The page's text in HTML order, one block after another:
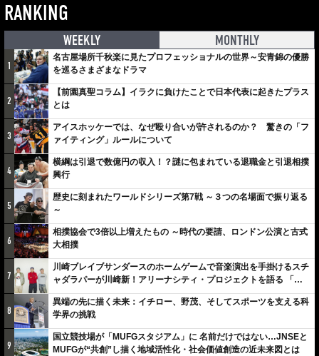
RANKING
WEEKLY MONTHLY
1
名古屋場所千秋楽に見たプロフェッショナルの世界～安青錦の優勝
を巡るさまざまなドラマ
2
【前園真聖コラム】イラクに負けたことで日本代表に起きたプラス
とは
3
アイスホッケーでは、なぜ殴り合いが許されるのか？ 驚きの「フ
ァイティング」ルールについて
4
横綱は引退で数億円の収入！？謎に包まれている退職金と引退相撲
興行
5
歴史に刻まれたワールドシリーズ第7戦 ～３つの名場面で振り返る
～
6
相撲協会で3倍以上増えたもの ～時代の要請、ロンドン公演と古式
大相撲
7
川崎ブレイブサンダースのホームゲームで音楽演出を手掛けるスチ
ャダラパーが川崎新！アリーナシティ・プロジェクトを語る 「楽
しみでしかないでしょ。川崎は、ずっと成長曲線だから」
8
異端の先に描く未来：イチロー、野茂、そしてスポーツを支える科
学界の挑戦
9
国立競技場が「MUFGスタジアム」に 名前だけではない…JNSEと
MUFGが“共創”し描く地域活性化・社会価値創造の近未来図とは